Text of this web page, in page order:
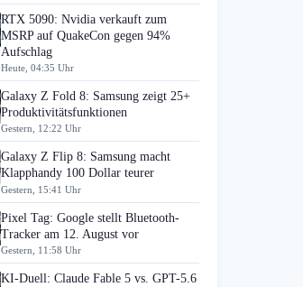
RTX 5090: Nvidia verkauft zum
MSRP auf QuakeCon gegen 94%
Aufschlag
Heute, 04:35 Uhr
Galaxy Z Fold 8: Samsung zeigt 25+
Produktivitätsfunktionen
Gestern, 12:22 Uhr
Galaxy Z Flip 8: Samsung macht
Klapphandy 100 Dollar teurer
Gestern, 15:41 Uhr
Pixel Tag: Google stellt Bluetooth-
Tracker am 12. August vor
Gestern, 11:58 Uhr
KI-Duell: Claude Fable 5 vs. GPT-5.6